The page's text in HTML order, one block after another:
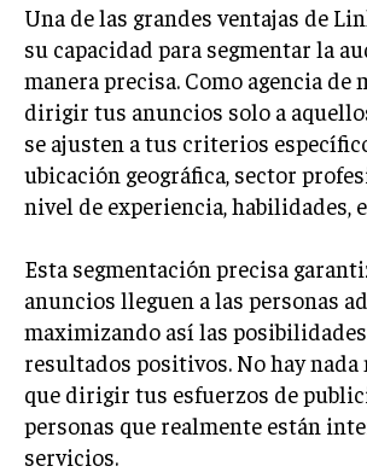
COMUNICACIÓN CORPORATIVA
GESTIÓN DE MARCA
INVESTIGACIÓN DE MERCADO
ANÁLISIS DE COMPETENCIA
EMPRENDIMIENTO
INNOVACIÓN EMPRESARIAL
GESTIÓN DEL CAMBIO
LIDERAZGO
HABILIDADES DIRECTIVAS
Una de las grandes ventajas de
su capacidad para segmentar la
manera precisa. Como agencia de
dirigir tus anuncios solo a
se ajusten a tus criterios
ubicación geográfica, sector
nivel de experiencia, habilidades,
Esta segmentación precisa
anuncios lleguen a las personas
maximizando así las
resultados positivos. No hay nada
que dirigir tus esfuerzos de
personas que realmente están
servicios.